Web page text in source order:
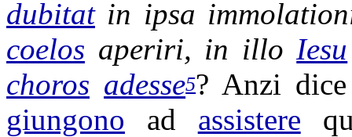
dubitatin ipsa
coelos aperiri, in illo Iesu
choros adesse5? Anzi
giungono ad assistere